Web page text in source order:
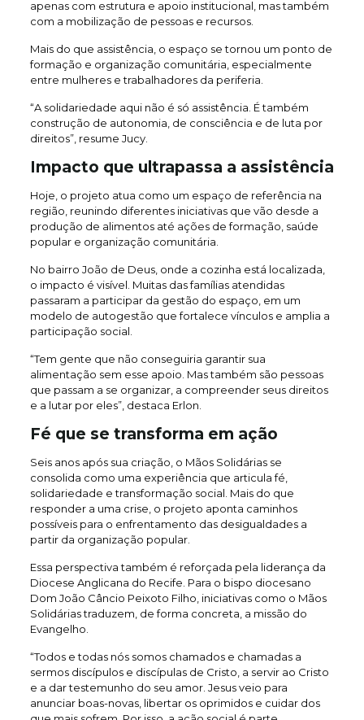
apenas com estrutura e apoio institucional, mas também
com a mobilização de pessoas e recursos.
Mais do que assistência, o espaço se tornou um ponto de
formação e organização comunitária, especialmente
entre mulheres e trabalhadores da periferia.
“A solidariedade aqui não é só assistência. É também
construção de autonomia, de consciência e de luta por
direitos”, resume Jucy.
Impacto que ultrapassa a assistência
Hoje, o projeto atua como um espaço de referência na
região, reunindo diferentes iniciativas que vão desde a
produção de alimentos até ações de formação, saúde
popular e organização comunitária.
No bairro João de Deus, onde a cozinha está localizada,
o impacto é visível. Muitas das famílias atendidas
passaram a participar da gestão do espaço, em um
modelo de autogestão que fortalece vínculos e amplia a
participação social.
“Tem gente que não conseguiria garantir sua
alimentação sem esse apoio. Mas também são pessoas
que passam a se organizar, a compreender seus direitos
e a lutar por eles”, destaca Erlon.
Fé que se transforma em ação
Seis anos após sua criação, o Mãos Solidárias se
consolida como uma experiência que articula fé,
solidariedade e transformação social. Mais do que
responder a uma crise, o projeto aponta caminhos
possíveis para o enfrentamento das desigualdades a
partir da organização popular.
Essa perspectiva também é reforçada pela liderança da
Diocese Anglicana do Recife. Para o bispo diocesano
Dom João Câncio Peixoto Filho, iniciativas como o Mãos
Solidárias traduzem, de forma concreta, a missão do
Evangelho.
“Todos e todas nós somos chamados e chamadas a
sermos discípulos e discípulas de Cristo, a servir ao Cristo
e a dar testemunho do seu amor. Jesus veio para
anunciar boas-novas, libertar os oprimidos e cuidar dos